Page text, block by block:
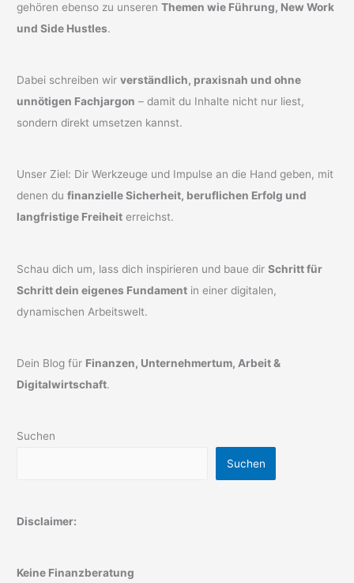
gehören ebenso zu unserenThemen wie Führung, New Work
und Side Hustles.
Dabei schreiben wirverständlich, praxisnah und ohne
unnötigen Fachjargon – damit du Inhalte nicht nur liest,
sondern direkt umsetzen kannst.
Unser Ziel: Dir Werkzeuge und Impulse an die Hand geben, mit
denen dufinanzielle Sicherheit, beruflichen Erfolg und
langfristige Freiheit erreichst.
Schau dich um, lass dich inspirieren und baue dirSchritt für
Schritt dein eigenes Fundament in einer digitalen,
dynamischen Arbeitswelt.
Dein Blog für Finanzen, Unternehmertum, Arbeit &
Digitalwirtschaft.
Suchen
Suchen
Disclaimer:
Keine Finanzberatung